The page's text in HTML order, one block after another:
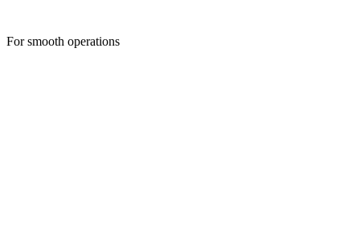
For smooth operations